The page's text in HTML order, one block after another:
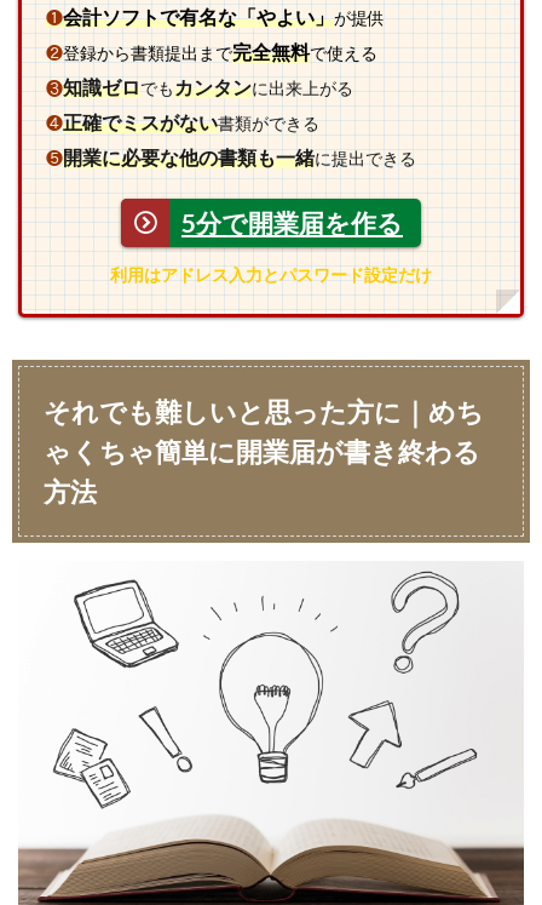
❶会計ソフトで有名な「やよい」が提供
❷登録から書類提出まで完全無料で使える
❸知識ゼロでもカンタンに出来上がる
❹正確でミスがない書類ができる
❺開業に必要な他の書類も一緒に提出できる
5分で開業届を作る
利用はアドレス入力とパスワード設定だけ
それでも難しいと思った方に｜めち
ゃくちゃ簡単に開業届が書き終わる
方法